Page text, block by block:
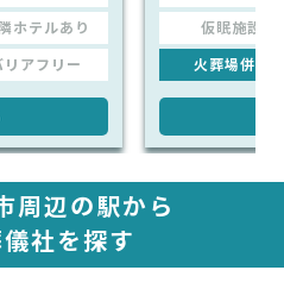
ホテルあり
リアフリー
仮眠施設
火葬場併設
周辺の駅から
社を探す